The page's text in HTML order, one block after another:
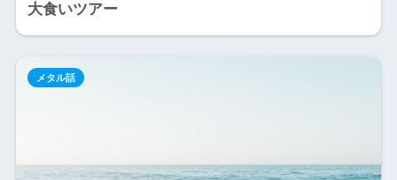
大食いツアー
メタル話